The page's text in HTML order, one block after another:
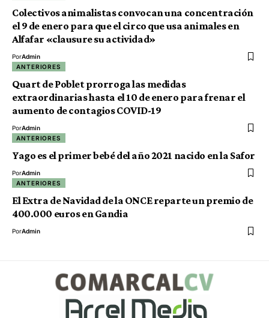
Colectivos animalistas convocan una concentración
el 9 de enero para que el circo que usa animales en
Alfafar «clausure su actividad»
PorAdmin
ANTERIORES
Quart de Poblet prorroga las medidas
extraordinarias hasta el 10 de enero para frenar el
aumento de contagios COVID-19
PorAdmin
ANTERIORES
Yago es el primer bebé del año 2021 nacido en la Safor
PorAdmin
ANTERIORES
El Extra de Navidad de la ONCE reparte un premio de
400.000 euros en Gandia
PorAdmin